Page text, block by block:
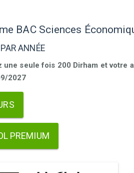
BAC Sciences
ANNÉE
seule fois 200 Dirham et votre
2027
PREMIUM